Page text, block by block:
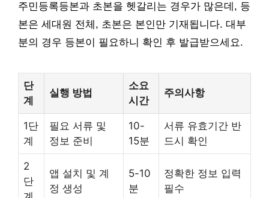
주민등록등본과 초본을 헷갈리는 경우가 많은데, 등
본은 세대원 전체, 초본은 본인만 기재됩니다. 대부
분의 경우 등본이 필요하니 확인 후 발급받으세요.
단
계
실행 방법
소요
시간
주의사항
1단
계
필요 서류 및
정보 준비
10-
15분
서류 유효기간 반
드시 확인
2
단
앱 설치 및 계
정 생성
5-10
분
정확한 정보 입력
필수